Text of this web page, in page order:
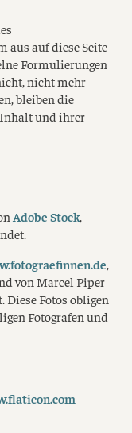
aus auf diese Seite
Formulierungen
nicht mehr
bleiben die
und ihrer
Adobe Stock,
,
von Marcel Piper
Diese Fotos obligen
Fotografen und